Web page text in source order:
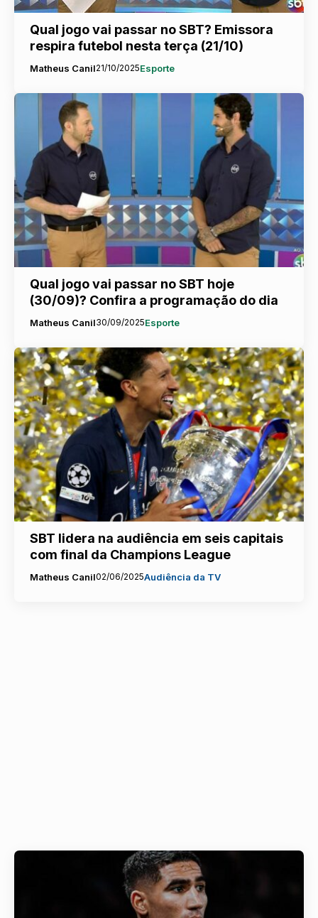
Qual jogo vai passar no SBT? Emissora
respira futebol nesta terça (21/10)
Matheus Canil21/10/2025Esporte
Qual jogo vai passar no SBT hoje
(30/09)? Confira a programação do dia
Matheus Canil30/09/2025Esporte
SBT lidera na audiência em seis capitais
com final da Champions League
Matheus Canil02/06/2025Audiência da TV